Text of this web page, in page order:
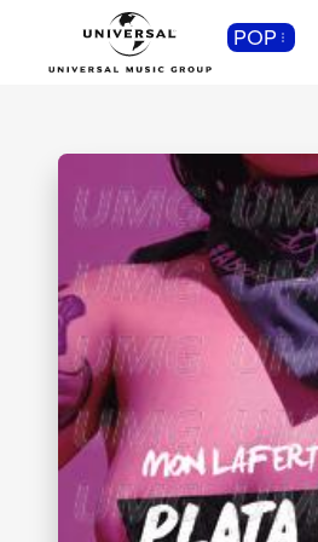
POP
CLASSICA